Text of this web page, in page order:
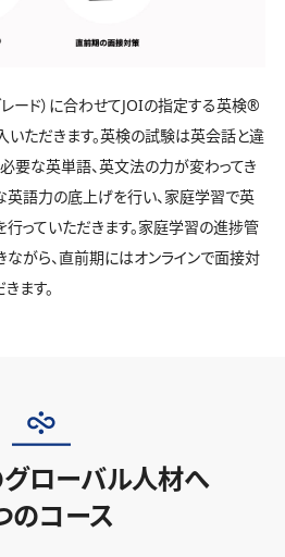
ード）に合わせてJOIの指定する英検®️
ただきます。英検の試験は英会話と違
要な英単語、英文法の力が変わってき
英語力の底上げを行い、家庭学習で英
っていただきます。家庭学習の進捗管
ながら、直前期にはオンラインで面接対
ます。
ローバル人材へ
のコース